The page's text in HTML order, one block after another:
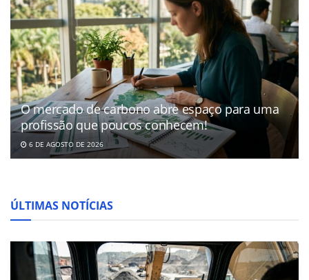
O mercado de carbono abre espaço para uma
profissão que poucos conhecem!
6 DE AGOSTO DE 2026
ÚLTIMAS NOTÍCIAS